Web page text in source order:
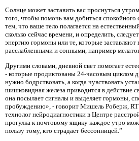
Солнце может заставить вас проснуться
того, чтобы помочь вам добиться спокойного
тем, что ваше тело полагается на
сколько сейчас времени, и определить,
энергию гормоны или те, которые заставляют
расслабленными и сонными, например
Другими словами, дневной свет помогает
- которые продиктованы 24-часовым циклом
нужно бодрствовать, а когда чувствовать
шишковидная железа приводится в действие
она посылает сигналы и выделяет гормоны,
пробуждению», - говорит Мишель Роберж, RT
технолог нейродиагностики в Центре
прогулка к почтовому ящику каждое утро
пользу тому, кто страдает бессонницей.”